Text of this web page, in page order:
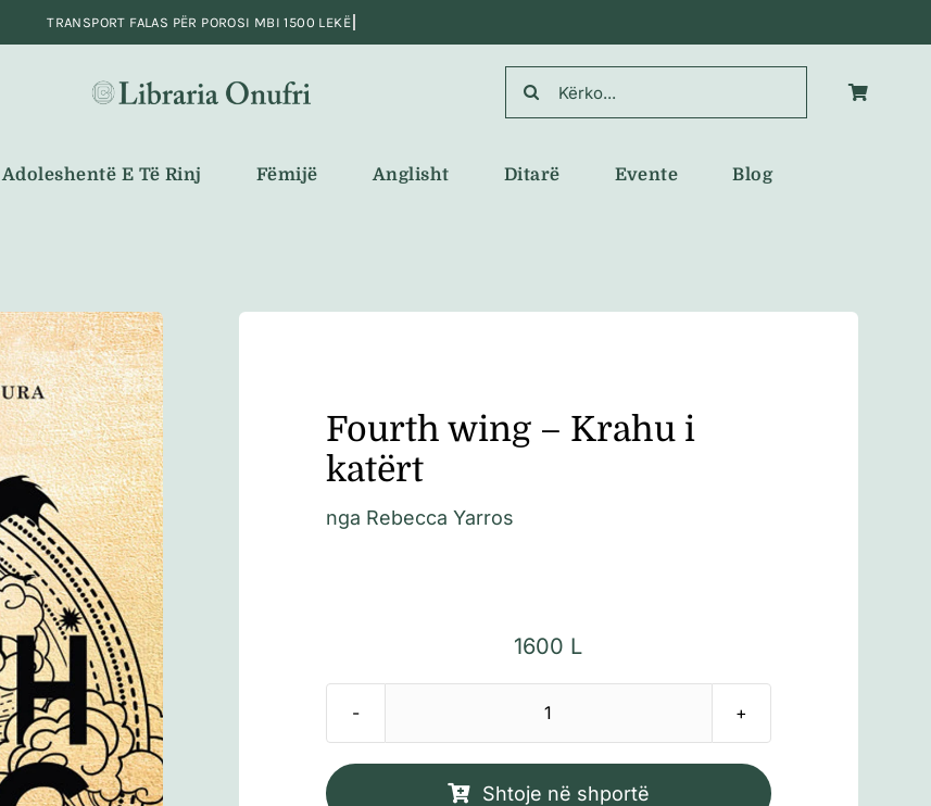
Search
for:
Adoleshentë E Të Rinj Fëmijë Anglisht Ditarë Evente Blog
Fourth wing – Krahu i
katërt
nga Rebecca Yarros
1600 L
Sasi
wing
Shtoje në shportë